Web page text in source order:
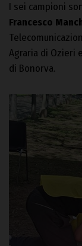
I sei campioni
Francesco
Agraria di Ozieri e
di Bonorva.